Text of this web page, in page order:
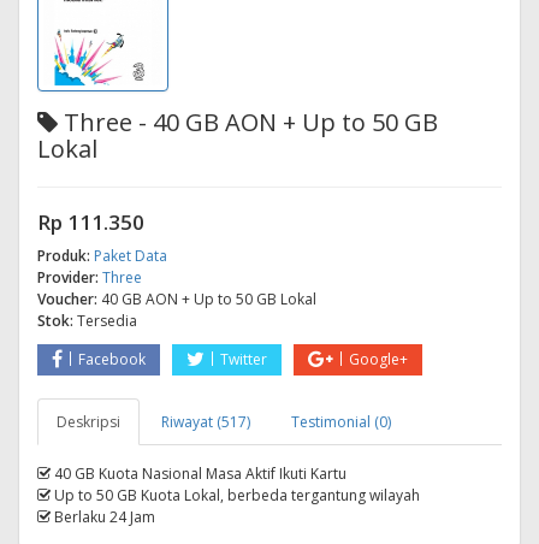
Three - 40 GB AON + Up to 50 GB
Lokal
Rp 111.350
Produk: Paket Data
Provider: Three
Voucher: 40 GB AON + Up to 50 GB Lokal
Stok: Tersedia
Facebook
Twitter Google+
Deskripsi Riwayat (517) Testimonial (0)
40 GB Kuota Nasional Masa Aktif Ikuti Kartu
Up to 50 GB Kuota Lokal, berbeda tergantung wilayah
Berlaku 24 Jam